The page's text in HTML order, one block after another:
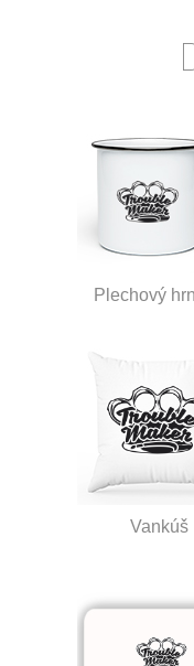
Plechový
Vankúš